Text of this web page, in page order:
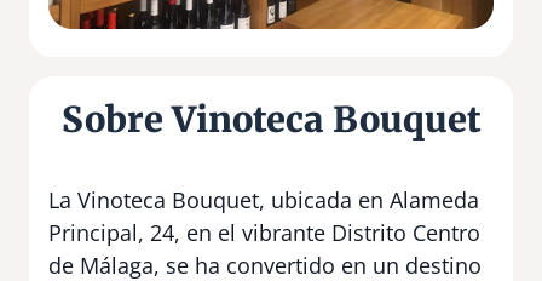
Sobre Vinoteca Bouquet
La Vinoteca Bouquet, ubicada en Alameda
Principal, 24, en el vibrante Distrito Centro
de Málaga, se ha convertido en un destino